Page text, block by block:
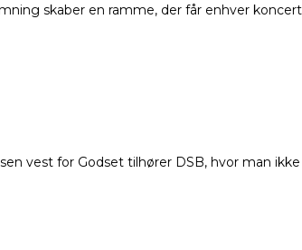
skaber en ramme, der får enhver
vest for Godset tilhører DSB, hvor man